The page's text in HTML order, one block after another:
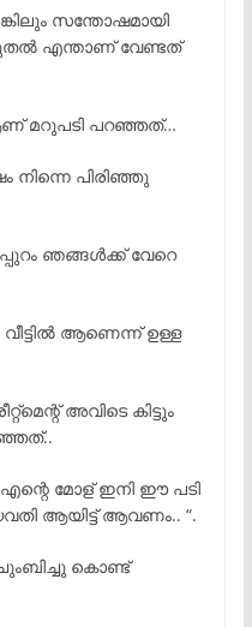
സന്തോഷമായി
എന്താണ് വേണ്ടത്
മറുപടി പറഞ്ഞത്…
നിന്നെ പിരിഞ്ഞു
ഞങ്ങൾക്ക് വേറെ
ആണെന്ന് ഉള്ള
അവിടെ കിട്ടും
മോള് ഇനി ഈ പടി
ആയിട്ട് ആവണം.. “.
കൊണ്ട്‌